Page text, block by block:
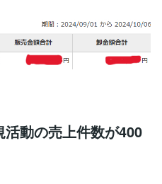
動の売上件数が400